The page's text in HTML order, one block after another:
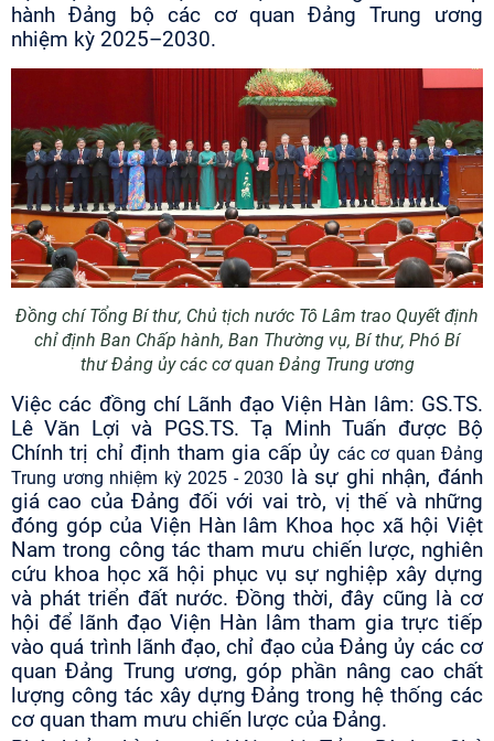
hành Đảng bộ các cơ quan Đảng Trung ương
nhiệm kỳ 2025–2030.
Đồng chí Tổng Bí thư, Chủ tịch nước Tô Lâm trao Quyết định
chỉ định Ban Chấp hành, Ban Thường vụ, Bí thư, Phó Bí
thư Đảng ủy các cơ quan Đảng Trung ương
Việc các đồng chí Lãnh đạo Viện Hàn lâm: GS.TS.
Lê Văn Lợi và PGS.TS. Tạ Minh Tuấn được Bộ
Chính trị chỉ định tham gia cấp ủy các cơ quan Đảng
Trung ương nhiệm kỳ 2025 - 2030
là sự ghi nhận, đánh
giá cao của Đảng đối với vai trò, vị thế và những
đóng góp của Viện Hàn lâm Khoa học xã hội Việt
Nam trong công tác tham mưu chiến lược, nghiên
cứu khoa học xã hội phục vụ sự nghiệp xây dựng
và phát triển đất nước. Đồng thời, đây cũng là cơ
hội để lãnh đạo Viện Hàn lâm tham gia trực tiếp
vào quá trình lãnh đạo, chỉ đạo của Đảng ủy các cơ
quan Đảng Trung ương, góp phần nâng cao chất
lượng công tác xây dựng Đảng trong hệ thống các
cơ quan tham mưu chiến lược của Đảng.